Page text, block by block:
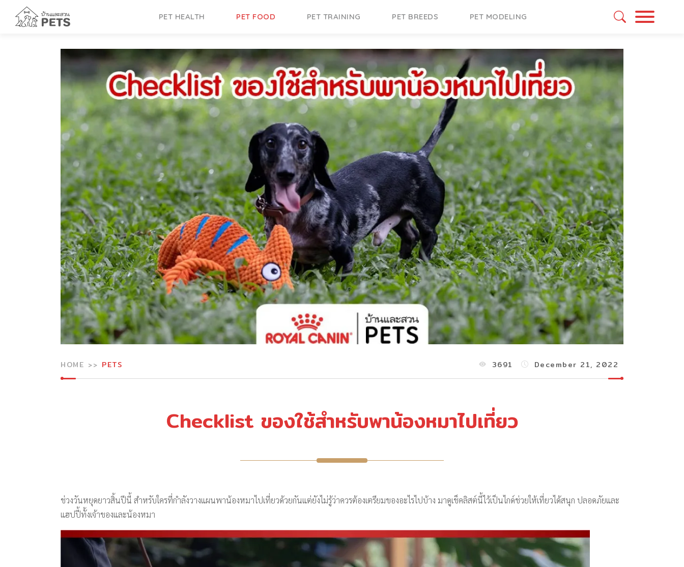
content
PET HEALTH PET FOOD PET TRAINING PET BREEDS PET MODELING
HOME PETS 3691 December 21, 2022
Checklist ของใช้สำหรับพาน้องหมาไปเที่ยว
ช่วงวันหยุดยาวสิ้นปีนี้ สำหรับใครที่กำลังวางแผนพาน้องหมาไปเที่ยวด้วยกันแต่ยังไม่รู้ว่าควรต้องเตรียมของอะไรไปบ้าง มาดูเช็คลิสต์นี้ไว้เป็นไกด์ช่วยให้เที่ยวได้สนุก ปลอดภัยและ
แฮปปี้ทั้งเจ้าของและน้องหมา